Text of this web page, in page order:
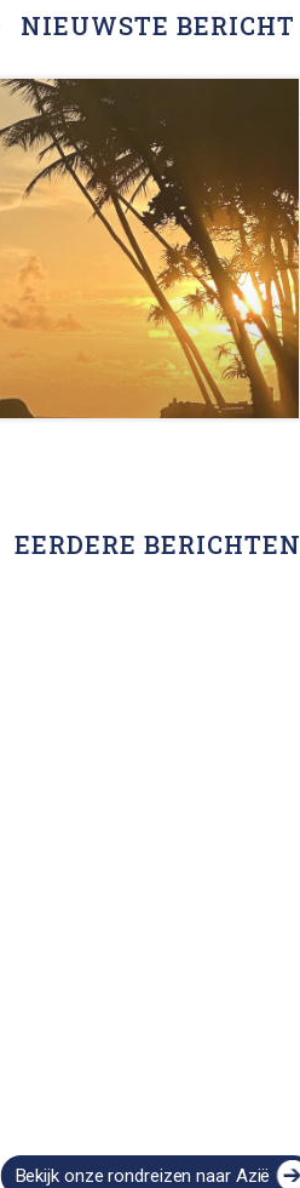
NIEUWSTE BERICHT
EERDERE BERICHTEN
Bekijk onze rondreizen naar Azië